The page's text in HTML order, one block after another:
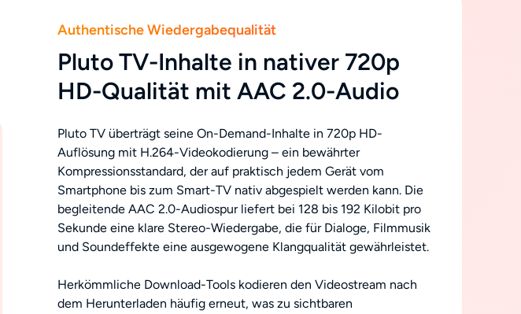
Authentische Wiedergabequalität
Pluto TV-Inhalte in nativer 720p
HD-Qualität mit AAC 2.0-Audio
Pluto TV überträgt seine On-Demand-Inhalte in 720p HD-
Auflösung mit H.264-Videokodierung – ein bewährter
Kompressionsstandard, der auf praktisch jedem Gerät vom
Smartphone bis zum Smart-TV nativ abgespielt werden kann. Die
begleitende AAC 2.0-Audiospur liefert bei 128 bis 192 Kilobit pro
Sekunde eine klare Stereo-Wiedergabe, die für Dialoge, Filmmusik
und Soundeffekte eine ausgewogene Klangqualität gewährleistet.
Herkömmliche Download-Tools kodieren den Videostream nach
dem Herunterladen häufig erneut, was zu sichtbaren